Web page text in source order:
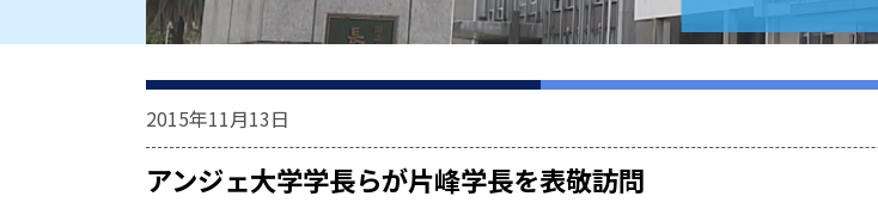
2015年11月13日
アンジェ大学学長らが片峰学長を表敬訪問